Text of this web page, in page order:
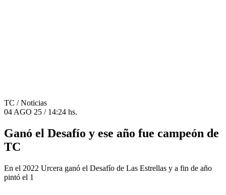
TC / Noticias
04 AGO 25 / 14:24 hs.
Ganó el Desafío y ese año fue campeón de
TC
En el 2022 Urcera ganó el Desafío de Las Estrellas y a fin de año
pintó el 1